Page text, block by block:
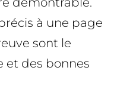
à une page
sont le
et des bonnes